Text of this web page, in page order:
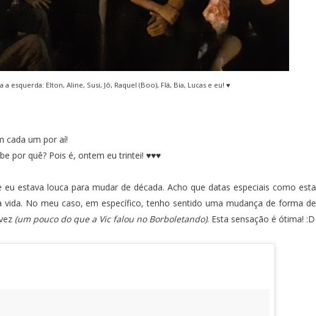
a esquerda: Elton, Aline, Susi, Jô, Raquel (Boo), Flá, Bia, Lucas e eu! ♥
cada um por aí!
por quê? Pois é, ontem eu trintei! ♥♥♥
estava louca para mudar de década. Acho que datas especiais como esta
No meu caso, em específico, tenho sentido uma mudança de forma de
(um pouco do que a Vic falou no Borboletando). Esta sensação é ótima! :D